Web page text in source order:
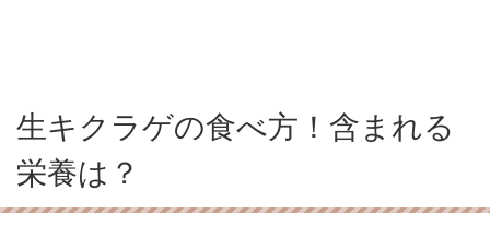
生キクラゲの食べ方！含まれる
栄養は？